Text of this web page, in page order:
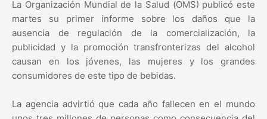
La Organización Mundial de la Salud (OMS) publicó este
martes su primer informe sobre los daños que la
ausencia de regulación de la comercialización, la
publicidad y la promoción transfronterizas del alcohol
causan en los jóvenes, las mujeres y los grandes
consumidores de este tipo de bebidas.
La agencia advirtió que cada año fallecen en el mundo